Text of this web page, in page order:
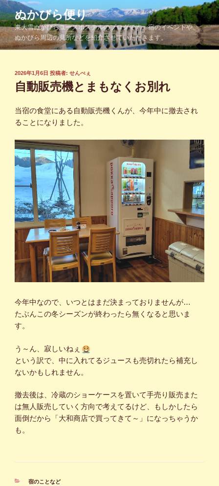
コ
ン
テ
ン
ツ
ぬかびら便り
東大雪ぬかびらユースホステルのブログです。宿のイベントや、
ぬかびら周辺の見所などを紹介させていただきます。
投
稿
日:
2026年1月6日 投稿者: せんべぇ
自動販売機とまもなくお別れ
当宿の食堂にある自動販売機くんが、今年中に撤去され
ることになりました。
今年中なので、いつとはまだ決まっておりませんが…
たぶんこの冬シーズンが終わったら無くなると思いま
す。
う～ん、寂しいねぇ
という訳で、中に入れてるジュースも売切れたら補充し
ないかもしれません。
撤去後は、冷蔵のショーケースを置いて手売り販売また
は無人販売していく方向で考えてるけど、もしかしたら
面倒だから「大和商店で買ってきて～」になっちゃうか
も。
カ
宿のことなど